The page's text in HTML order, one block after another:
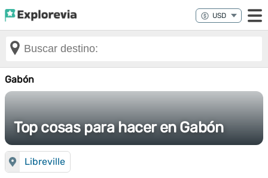
Gabón
Top cosas para hacer en Gabón
Libreville